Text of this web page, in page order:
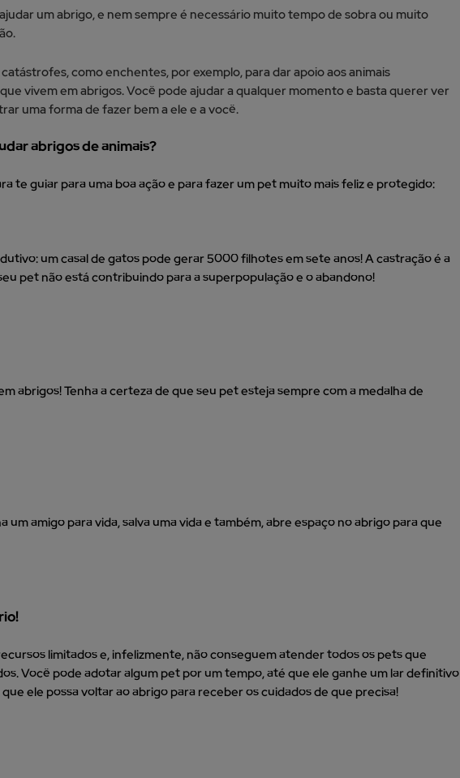
um abrigo, e nem sempre é necessário muito tempo de sobra ou muito
como enchentes, por exemplo, para dar apoio aos animais
vivem em abrigos. Você pode ajudar a qualquer momento e basta querer ver
uma forma de fazer bem a ele e a você.
abrigos de animais?
te guiar para uma boa ação e para fazer um pet muito mais feliz e protegido:
um casal de gatos pode gerar 5000 filhotes em sete anos! A castração é a
pet não está contribuindo para a superpopulação e o abandono!
abrigos! Tenha a certeza de que seu pet esteja sempre com a medalha de
um amigo para vida, salva uma vida e também, abre espaço no abrigo para que
limitados e, infelizmente, não conseguem atender todos os pets que
Você pode adotar algum pet por um tempo, até que ele ganhe um lar definitivo
ele possa voltar ao abrigo para receber os cuidados de que precisa!